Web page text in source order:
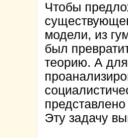
Чтобы
модели, из
был
теорию. А
Эту задачу